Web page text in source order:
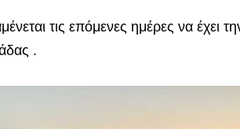
τις επόμενες ημέρες να έχει
.